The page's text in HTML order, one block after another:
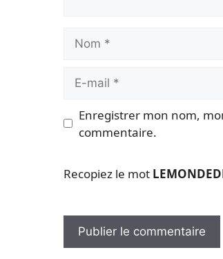
mail
Enregistrer mon nom,
commentaire.
Recopiez le mot